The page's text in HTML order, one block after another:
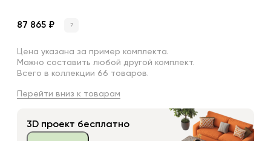
87 865 ₽ ?
Цена указана за пример комплекта.
Можно составить любой другой комплект.
Всего в коллекции 66 товаров.
Перейти вниз к товарам
3D проект бесплатно